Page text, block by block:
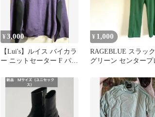
¥3,000
【Lui's】ルイス バイカラ
ー ニットセーター F パー
¥ 1,000
RAGEBLUE スラッ
グリーン センタープ